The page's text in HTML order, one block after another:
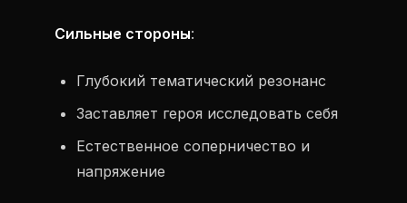
Сильные стороны:
Глубокий тематический резонанс
Заставляет героя исследовать себя
Естественное соперничество и
напряжение